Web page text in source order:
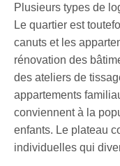
Plusieurs types de
Le quartier est
canuts et les
rénovation des
des ateliers de
appartements
conviennent à la
enfants. Le plateau
individuelles qui